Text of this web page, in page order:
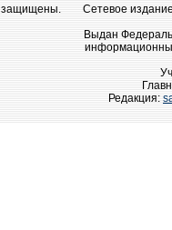
защищены.
Сетевое
Выдан
Редакция: